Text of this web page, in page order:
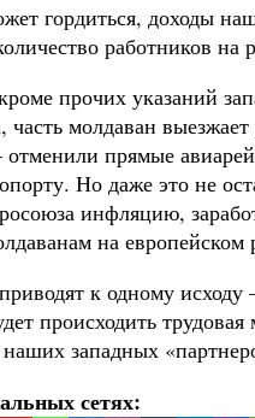
гордиться, доходы
работников
прочих указаний
молдаван
отменили прямые
Но даже это не
инфляцию,
на
к одному
происходить
западных
сетях: